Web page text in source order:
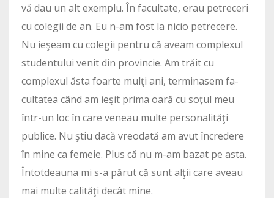
vă dau un alt exemplu. În facultate, erau petreceri
cu colegii de an. Eu n-am fost la nicio petrecere.
Nu ieşeam cu colegii pentru că aveam complexul
studentului venit din provincie. Am trăit cu
complexul ăsta foarte mulţi ani, terminasem fa­
cultatea când am ieşit prima oară cu soţul meu
într-un loc în care veneau multe personalităţi
publice. Nu ştiu dacă vreodată am avut încredere
în mine ca femeie. Plus că nu m-am bazat pe asta.
Întotdeauna mi s-a părut că sunt alţii care aveau
mai multe calităţi decât mine.